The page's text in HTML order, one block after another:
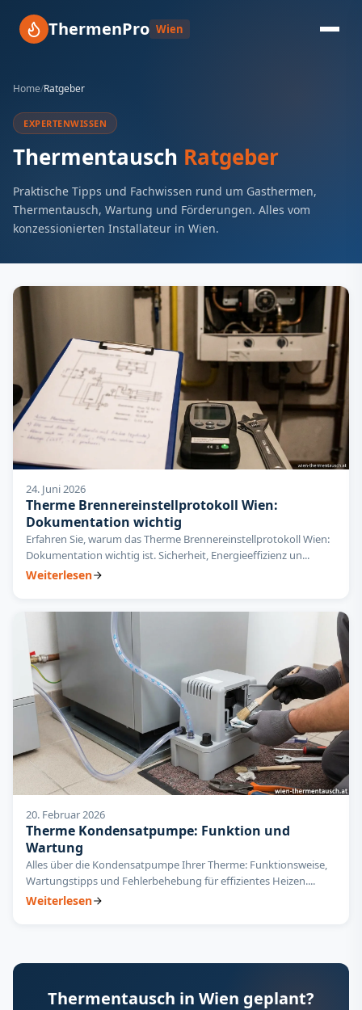
ThermenPro Wien
Home/Ratgeber
EXPERTENWISSEN
Thermentausch Ratgeber
Praktische Tipps und Fachwissen rund um Gasthermen,
Thermentausch, Wartung und Förderungen. Alles vom
konzessionierten Installateur in Wien.
24. Juni 2026
Therme Brennereinstellprotokoll Wien:
Dokumentation wichtig
Erfahren Sie, warum das Therme Brennereinstellprotokoll Wien:
Dokumentation wichtig ist. Sicherheit, Energieeffizienz un...
Weiterlesen
20. Februar 2026
Therme Kondensatpumpe: Funktion und
Wartung
Alles über die Kondensatpumpe Ihrer Therme: Funktionsweise,
Wartungstipps und Fehlerbehebung für effizientes Heizen....
Weiterlesen
Thermentausch in Wien geplant?